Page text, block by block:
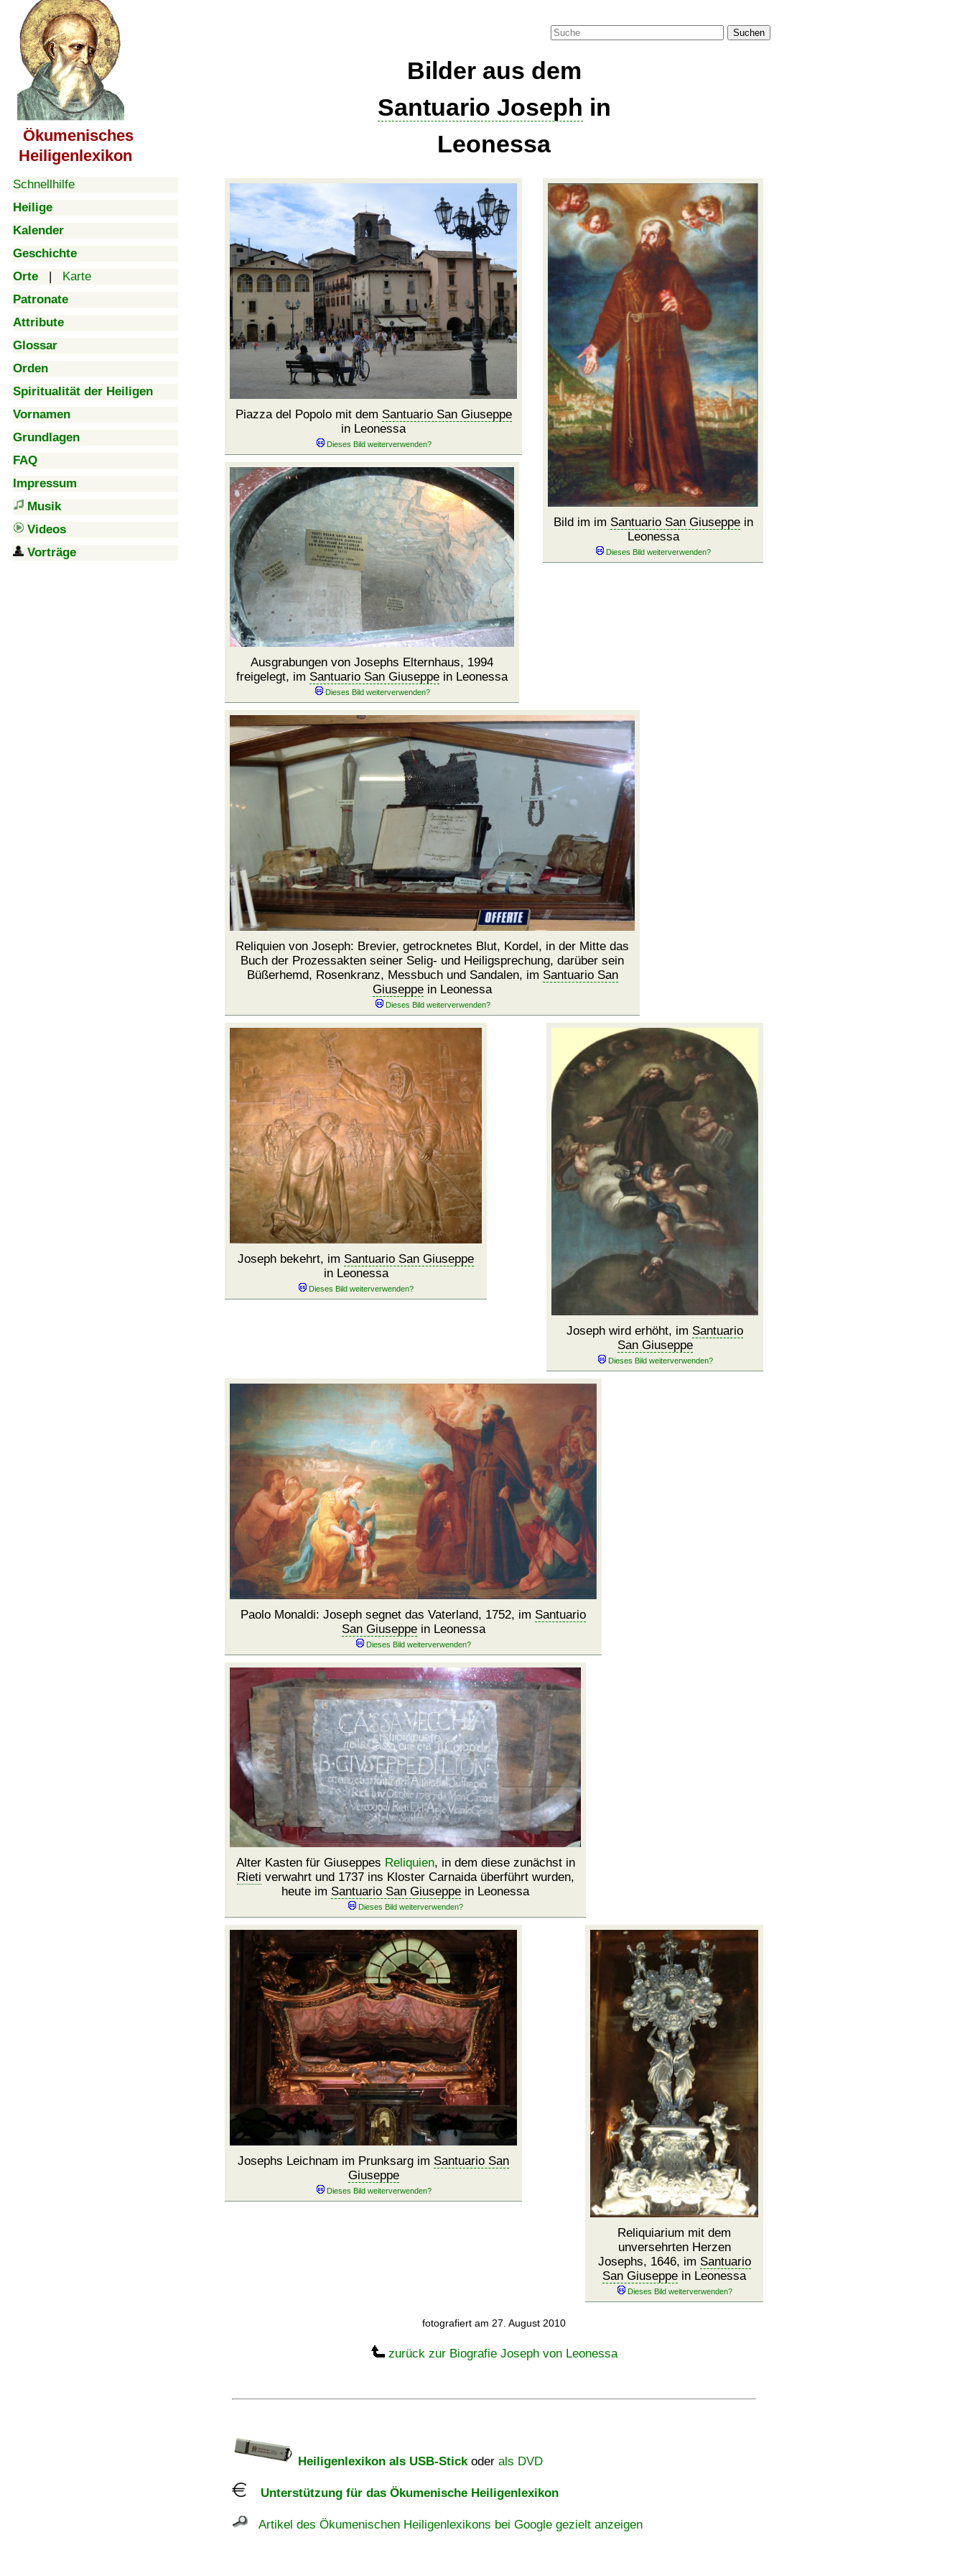
Ökumenisches
Heiligenlexikon
Schnellhilfe
Heilige
Kalender
Geschichte
Orte | Karte
Patronate
Attribute
Glossar
Orden
Spiritualität der Heiligen
Vornamen
Grundlagen
FAQ
Impressum
Musik
Videos
Vorträge
Suchen
Bilder aus dem
Santuario Joseph in
Leonessa
Piazza del Popolo mit dem Santuario San Giuseppe
in Leonessa
Bild im im Santuario San Giuseppein
Leonessa
Ausgrabungen von Josephs Elternhaus, 1994
freigelegt, im Santuario San Giuseppe in Leonessa
Reliquien von Joseph: Brevier, getrocknetes Blut, Kordel, in der Mitte das
Buch der Prozessakten seiner Selig- und Heiligsprechung, darüber sein
Büßerhemd, Rosenkranz, Messbuch und Sandalen, im Santuario San
Giuseppe in Leonessa
Joseph bekehrt, im Santuario San Giuseppe
in Leonessa
Joseph wird erhöht, im Santuario
San Giuseppe
Paolo Monaldi: Joseph segnet das Vaterland, 1752, im Santuario
San Giuseppein Leonessa
Alter Kasten für Giuseppes Reliquien, in dem diese zunächst in
Rieti verwahrt und 1737 ins Kloster Carnaida überführt wurden,
heute im Santuario San Giuseppe in Leonessa
Reliquiarium mit dem
unversehrten Herzen
Josephs, 1646, im Santuario
San Giuseppe in Leonessa
Josephs Leichnam im Prunksarg im Santuario San
Giuseppe
fotografiert am 27. August 2010
zurück zur Biografie Joseph von Leonessa
Heiligenlexikon als USB-Stickoder als DVD
Unterstützung für das Ökumenische Heiligenlexikon
Artikel des Ökumenischen Heiligenlexikons bei Google gezielt anzeigen